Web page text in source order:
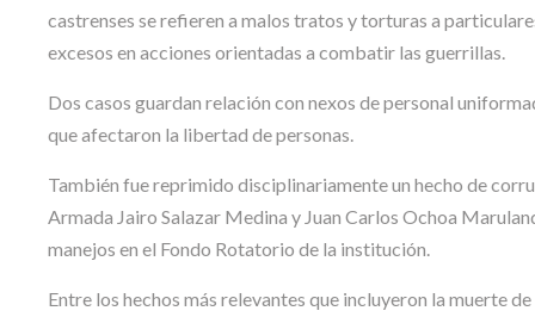
castrenses se refieren a malos tratos y torturas a
excesos en acciones orientadas a combatir las guerrillas.
Dos casos guardan relación con nexos de personal
que afectaron la libertad de personas.
También fue reprimido disciplinariamente un hecho de
Armada Jairo Salazar Medina y Juan Carlos Ochoa
manejos en el Fondo Rotatorio de la institución.
Entre los hechos más relevantes que incluyeron la muerte